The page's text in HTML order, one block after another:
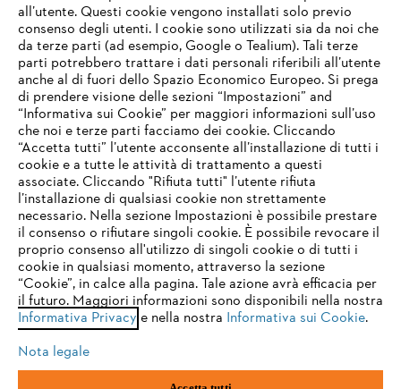
STIHL FAQ
Service
Termini e condizioni generali Privacy policy
Note legali Cookies Informazioni legali
Andreas STIHL S.p.A. - Viale delle Industrie, 15
20040 Cambiago (MI)
Email:info@stihl.it
PEC:amministrazione@stihl-pec.it
IHR BROWSER WIRD NICHT
UNTERSTÜTZT
Sie nutzen einen Browser, den wir noch nicht unterstützen. Für
eine optimale Nutzung unserer Seite empfehlen wir Ihnen, zu
einem der folgenden Browser zu wechseln:
firefox chrome
safari edge
all’utente. Questi cookie vengono installati solo previo
consenso degli utenti. I cookie sono utilizzati sia da noi che
da terze parti (ad esempio, Google o Tealium). Tali terze
parti potrebbero trattare i dati personali riferibili all’utente
anche al di fuori dello Spazio Economico Europeo. Si prega
di prendere visione delle sezioni “Impostazioni” and
“Informativa sui Cookie” per maggiori informazioni sull’uso
che noi e terze parti facciamo dei cookie. Cliccando
“Accetta tutti” l’utente acconsente all’installazione di tutti i
cookie e a tutte le attività di trattamento a questi
associate. Cliccando "Rifiuta tutti" l’utente rifiuta
l’installazione di qualsiasi cookie non strettamente
necessario. Nella sezione Impostazioni è possibile prestare
il consenso o rifiutare singoli cookie. È possibile revocare il
proprio consenso all'utilizzo di singoli cookie o di tutti i
cookie in qualsiasi momento, attraverso la sezione
“Cookie”, in calce alla pagina. Tale azione avrà efficacia per
il futuro. Maggiori informazioni sono disponibili nella nostra
Informativa Privacy e nella nostra Informativa sui Cookie.
Nota legale